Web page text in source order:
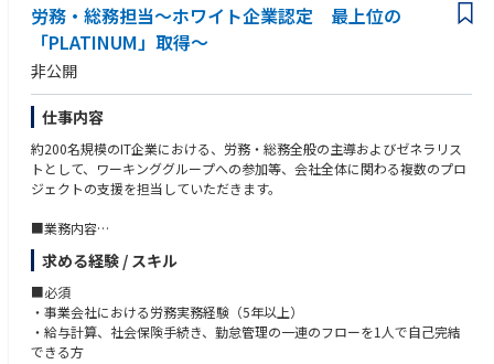
の問題解決やドキュメントの利活用促進、コミュニケーション活性化など
の提案活動をします
★顧客の経営課題から業務課題に対し、ドキュメント関連サービスやソリ
ューションの企画と展開など、課題解決へのトータル提案をご担当いただ
きます。
★アカウント営業職もしくはITソリューション営業職としての配属検討
は、そのご経験やスキル、適性から判定し、より高いパフォーマンスが発
揮できる職種にて役割と配属を検討いたします。
・リアルな経営課題・業務課題解決に向けた、クライアントの「働き方改
革・価値あるコミュニケーションの実現」に貢献頂きます。
・長期に渡り信頼関係を構築してきたクライアントに対し、社内のエンジ
ニアや専門営業を巻き込み、アカウント営業としてリードしながら、チー
ムでお客様の課題解決を支援頂きます。
・複合機、プリンター、ソフトウェアなど、自社商品という「モノ」から
ビジネスを発想するのではなく、お客様の仕事を知り、お客様のドキュメ
労務・総務担当～ホワイト企業認定 最上位の
「PLATINUM」取得～
非公開
仕事内容
約200名規模のIT企業における、労務・総務全般の主導およびゼネラリス
トとして、ワーキンググループへの参加等、会社全体に関わる複数のプロ
ジェクトの支援を担当していただきます。
■業務内容
・勤怠管理・給与計算業務等、労務全般
・入退社手続き、社会保険関連手続き
・総務全般（備品発注管理、事業所運用支援など）
・健康診断、ストレスチェック、等の手配・調整
・経理、法務、衛生委員会、BCP推進委員会等との連携・支援
求める経験 / スキル
■必須
・事業会社における労務実務経験（5年以上）
・給与計算、社会保険手続き、勤怠管理の一連のフローを1人で自己完結
できる方